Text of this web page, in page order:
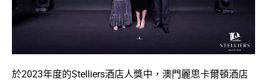
於2023年度的Stelliers酒店人獎中，澳門麗思卡爾頓酒店